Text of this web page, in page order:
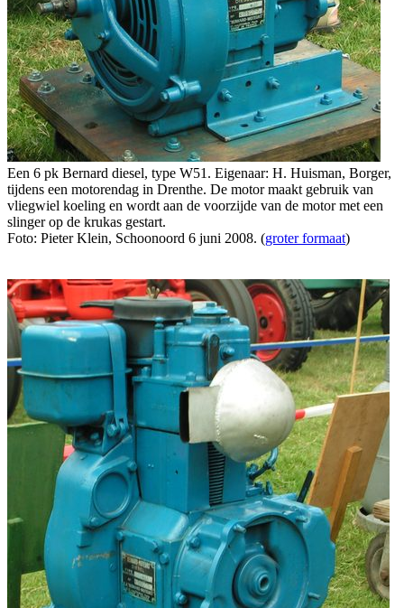
Een 6 pk Bernard diesel, type W51. Eigenaar: H. Huisman, Borger,
tijdens een motorendag in Drenthe. De motor maakt gebruik van
vliegwiel koeling en wordt aan de voorzijde van de motor met een
slinger op de krukas gestart.
Foto: Pieter Klein, Schoonoord 6 juni 2008. (groter formaat)